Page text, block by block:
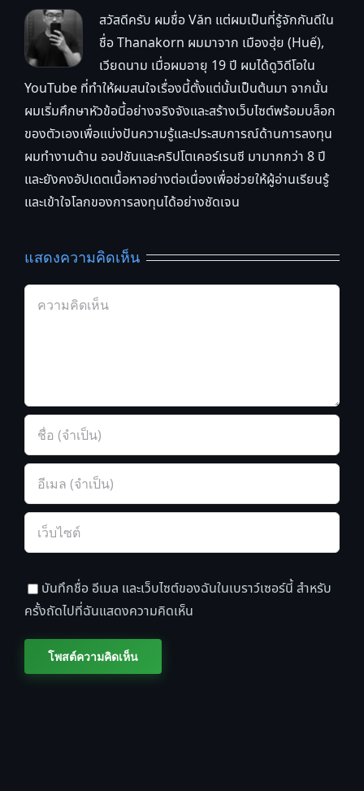
สวัสดีครับ ผมชื่อ Văn แต่ผมเป็นที่รู้จักกันดีใน
ชื่อ Thanakorn ผมมาจาก เมืองฮุ่ย (Huế),
เวียดนาม เมื่อผมอายุ 19 ปี ผมได้ดูวิดีโอใน
YouTube ที่ทำให้ผมสนใจเรื่องนี้ตั้งแต่นั้นเป็นต้นมา จากนั้น
ผมเริ่มศึกษาหัวข้อนี้อย่างจริงจังและสร้างเว็บไซต์พร้อมบล็อก
ของตัวเองเพื่อแบ่งปันความรู้และประสบการณ์ด้านการลงทุน
ผมทำงานด้าน ออปชันและคริปโตเคอร์เรนซี มามากกว่า 8 ปี
และยังคงอัปเดตเนื้อหาอย่างต่อเนื่องเพื่อช่วยให้ผู้อ่านเรียนรู้
และเข้าใจโลกของการลงทุนได้อย่างชัดเจน
แสดงความคิดเห็น
Comment
บันทึกชื่อ อีเมล และเว็บไซต์ของฉันในเบราว์เซอร์นี้ สำหรับ
ครั้งถัดไปที่ฉันแสดงความคิดเห็น